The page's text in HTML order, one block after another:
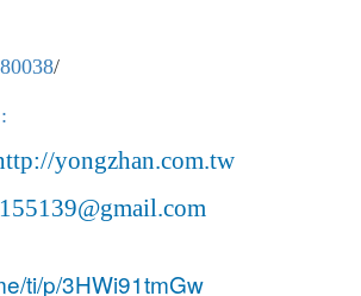
/
yongzhan.com.tw
ti/p/3HWi91tmGw